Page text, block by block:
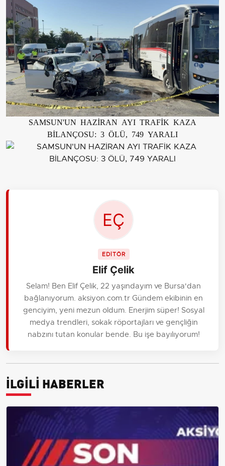
SAMSUN'UN HAZİRAN AYI TRAFİK KAZA
BİLANÇOSU: 3 ÖLÜ, 749 YARALI
EDİTÖR
Elif Çelik
Selam! Ben Elif Çelik, 22 yaşındayım ve Bursa'dan
bağlanıyorum. aksiyon.com.tr Gündem ekibinin en
genciyim, yeni mezun oldum. Enerjim süper! Sosyal
medya trendleri, sokak röportajları ve gençliğin
nabzını tutan konular bende. Bu işe bayılıyorum!
İLGİLİ HABERLER